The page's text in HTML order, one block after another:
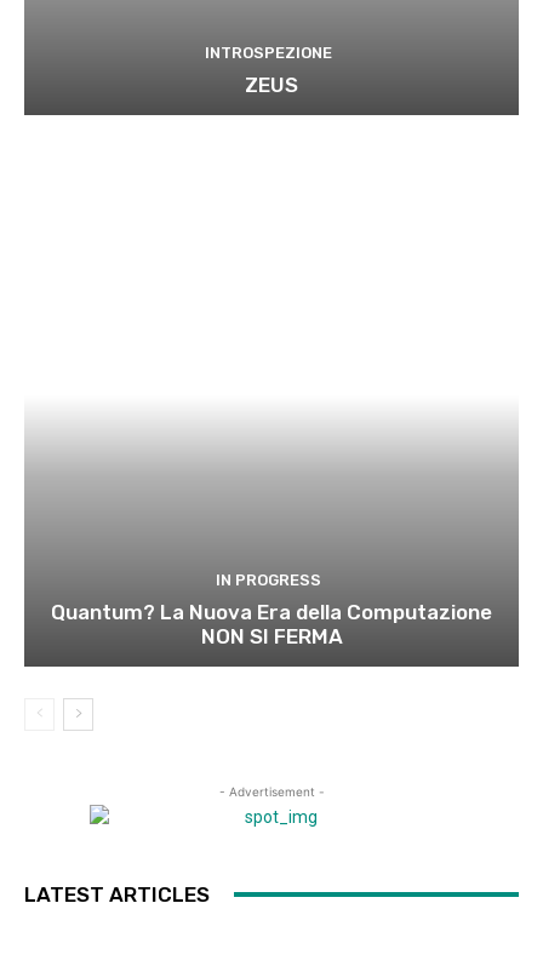
INTROSPEZIONE
ZEUS
IN PROGRESS
Quantum? La Nuova Era della Computazione
NON SI FERMA
- Advertisement -
LATEST ARTICLES